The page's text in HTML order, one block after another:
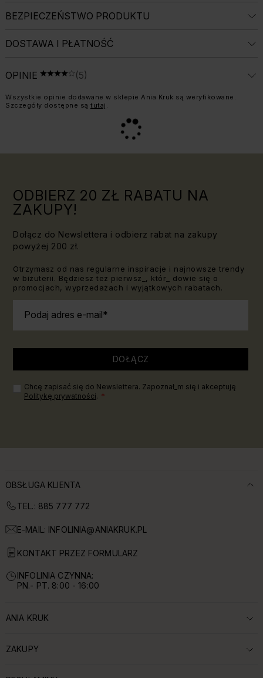
BEZPIECZEŃSTWO PRODUKTU
DOSTAWA I PŁATNOŚĆ
OPINIE OCENA 4 NA 5ŚREDNIA OCENA: 4.2 Z 5, LICZBA OPINII:
(5)
Informacja o weryfikacji opinii:
Wszystkie opinie dodawane w sklepie Ania Kruk są weryfikowane.
Szczegóły dostępne są tutaj .
ODBIERZ 20 ZŁ RABATU NA
ZAKUPY!
Dołącz do Newslettera i odbierz rabat na zakupy
powyżej 200 zł.
Otrzymasz od nas regularne inspiracje i najnowsze trendy
w biżuterii. Będziesz też pierwsz_, któr_ dowie się o
promocjach, wyprzedażach i wyjątkowych rabatach.
Podaj adres e-mail
DOŁĄCZ
Chcę zapisać się do Newslettera. Zapoznał_m się i akceptuję
Politykę prywatności.
OBSŁUGA KLIENTA
TEL.: 885 777 772
E-MAIL: INFOLINIA@ANIAKRUK.PL
KONTAKT PRZEZ FORMULARZ
INFOLINIA CZYNNA:
PN.- PT. 8:00 - 16:00
ROZWIŃ SEKCJĘ:
ANIA KRUK
ROZWIŃ SEKCJĘ:
ZAKUPY